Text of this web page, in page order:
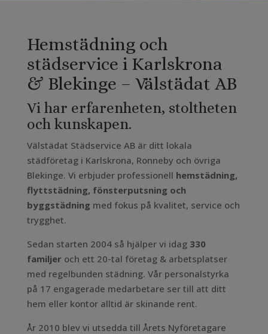
Hemstädning och
städservice i Karlskrona
& Blekinge – Välstädat AB
Vi har erfarenheten, stoltheten
och kunskapen.
Välstädat Städservice AB är ditt lokala
städföretag i Karlskrona, Ronneby och övriga
Blekinge. Vi erbjuder professionell hemstädning,
flyttstädning, fönsterputsning och
byggstädning med fokus på kvalitet, service och
trygghet.
Sedan starten 2004 så hjälper vi idag 330
familjeroch ett 20-tal företag & arbetsplatser
med regelbunden städning. Vår personalstyrka
på 17 engagerade medarbetare ser till att ditt
hem eller kontor alltid är skinande rent.
År 2010 blev vi utsedda till Årets Nyföretagare